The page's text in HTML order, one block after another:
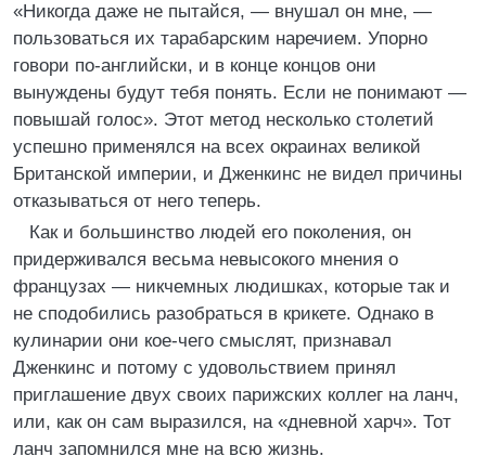
«Никогда даже не пытайся, — внушал он мне, —
пользоваться их тарабарским наречием. Упорно
говори по-английски, и в конце концов они
вынуждены будут тебя понять. Если не понимают —
повышай голос». Этот метод несколько столетий
успешно применялся на всех окраинах великой
Британской империи, и Дженкинс не видел причины
отказываться от него теперь.
Как и большинство людей его поколения, он
придерживался весьма невысокого мнения о
французах — никчемных людишках, которые так и
не сподобились разобраться в крикете. Однако в
кулинарии они кое-чего смыслят, признавал
Дженкинс и потому с удовольствием принял
приглашение двух своих парижских коллег на ланч,
или, как он сам выразился, на «дневной харч». Тот
ланч запомнился мне на всю жизнь.